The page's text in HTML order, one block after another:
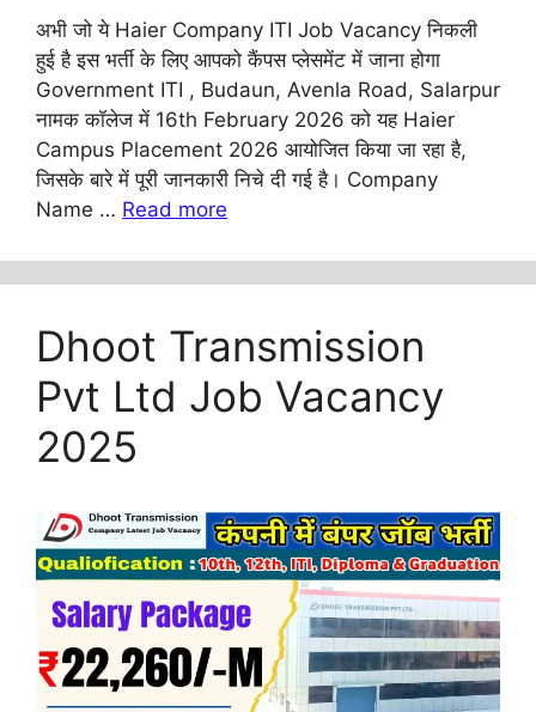
अभी जो ये Haier Company ITI Job Vacancy निकली
हुई है इस भर्ती के लिए आपको कैंपस प्लेसमेंट में जाना होगा
Government ITI , Budaun, Avenla Road, Salarpur
नामक कॉलेज में 16th February 2026 को यह Haier
Campus Placement 2026 आयोजित किया जा रहा है,
जिसके बारे में पूरी जानकारी निचे दी गई है। Company
Name … Read more
Dhoot Transmission
Pvt Ltd Job Vacancy
2025